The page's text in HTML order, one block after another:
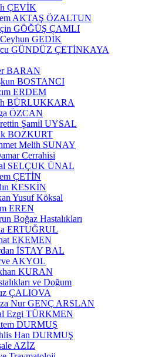
ÇEVİK
AKTAŞ ÖZALTUN
GÖĞÜŞ ÇAMLI
GEDİK
GÜNDÜZ ÇETİNKAYA
BARAN
BOSTANCI
ERDEM
BÜRLUKKARA
ÖZCAN
Şamil UYSAL
BOZKURT
Melih SUNAY
Cerrahisi
SELÇUK ÜNAL
ÇETİN
KESKİN
Yusuf Köksal
EREN
Boğaz Hastalıkları
ERTUĞRUL
EKEMEN
İSTAY BAL
AKYOL
KURAN
ve Doğum
ÇALIOVA
Nur GENÇ ARSLAN
Ezgi TÜRKMEN
DURMUŞ
Han DURMUŞ
AZİZ